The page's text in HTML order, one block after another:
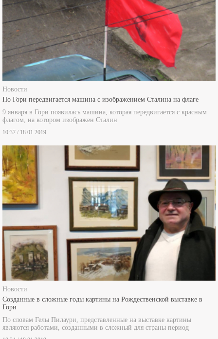
Новости
По Гори передвигается машина с изображением Сталина на флаге
9 января в Гори появилась машина, которая передвигается с красным
флагом, на котором изображен Сталин
10:37 / 18.01.2019
Новости
Созданные в сложные годы картины на Рождественской выставке в
Гори
По словам Гелы Пилаури, представленные на выставке картины
являются работами, созданными в сложный для страны период
10:34 / 18.01.2019